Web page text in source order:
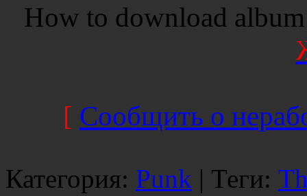
How to download
[ Сообщить о
Категория: Punk | Теги: